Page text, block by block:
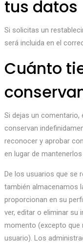
tus datos
Si solicitas un
será incluida en el
Cuánto
Si dejas un
conservan
reconocer y aprobar
en lugar de
De los usuarios que se
también almacenamos
proporcionan en su
ver, editar o eliminar su
momento (excepto que
usuario). Los